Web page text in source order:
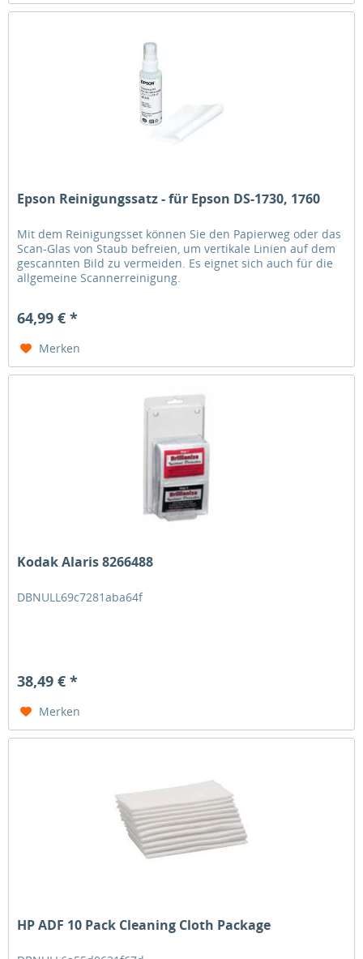
Epson Reinigungssatz - für Epson DS-1730, 1760
Mit dem Reinigungsset können Sie den Papierweg oder das
Scan-Glas von Staub befreien, um vertikale Linien auf dem
gescannten Bild zu vermeiden. Es eignet sich auch für die
allgemeine Scannerreinigung.
64,99 € *
Merken
Kodak Alaris 8266488
DBNULL69c7281aba64f
38,49 € *
Merken
HP ADF 10 Pack Cleaning Cloth Package